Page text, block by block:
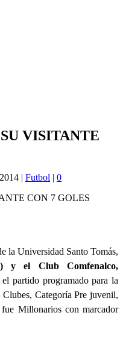
VISITANTE
| Futbol | 0
la Universidad Santo Tomás,
y el Club Comfenalco,
partido programado para la
Categoría Pre juvenil,
Millonarios con marcador